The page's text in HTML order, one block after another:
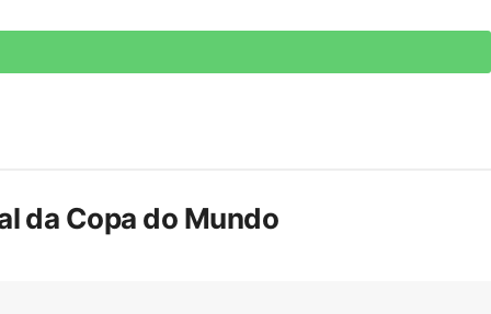
da Copa do Mundo